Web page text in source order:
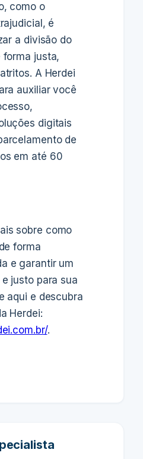
como o
é
a divisão do
forma justa,
A Herdei
auxiliar você
digitais
de
em até 60
sobre como
forma
e garantir um
justo para sua
aqui e descubra
Herdei:
.